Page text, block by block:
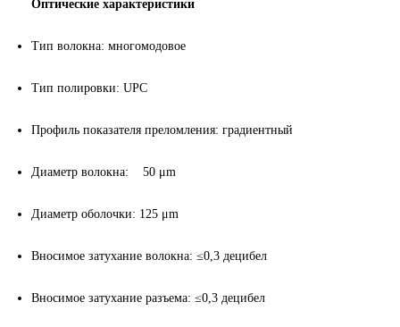
Оптические характеристики
Тип волокна: многомодовое
Тип полировки: UPC
Профиль показателя преломления: градиентный
Диаметр волокна: 50 μm
Диаметр оболочки: 125 μm
Вносимое затухание волокна: ≤0,3 децибел
Вносимое затухание разъема: ≤0,3 децибел